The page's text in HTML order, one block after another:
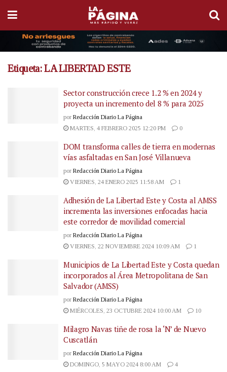
Etiqueta:LA LIBERTAD ESTE
Sector construcción crece 1.2 % en 2024 y
proyecta un incremento del 8 % para 2025
por Redacción Diario La Página
MARTES, 4 FEBRERO 2025 12:20 PM
0
DOM transforma calles de tierra en modernas
vías asfaltadas en San José Villanueva
por Redacción Diario La Página
VIERNES, 24 ENERO 2025 11:58 AM
1
Adhesión de La Libertad Este y Costa al AMSS
incrementa las inversiones enfocadas hacia
este corredor de movilidad comercial
por Redacción Diario La Página
VIERNES, 22 NOVIEMBRE 2024 10:09 AM
1
Municipios de La Libertad Este y Costa quedan
incorporados al Área Metropolitana de San
Salvador (AMSS)
por Redacción Diario La Página
MIÉRCOLES, 23 OCTUBRE 2024 10:00 AM
10
Milagro Navas tiñe de rosa la ‘N’ de Nuevo
Cuscatlán
por Redacción Diario La Página
DOMINGO, 5 MAYO 2024 8:00 AM
4